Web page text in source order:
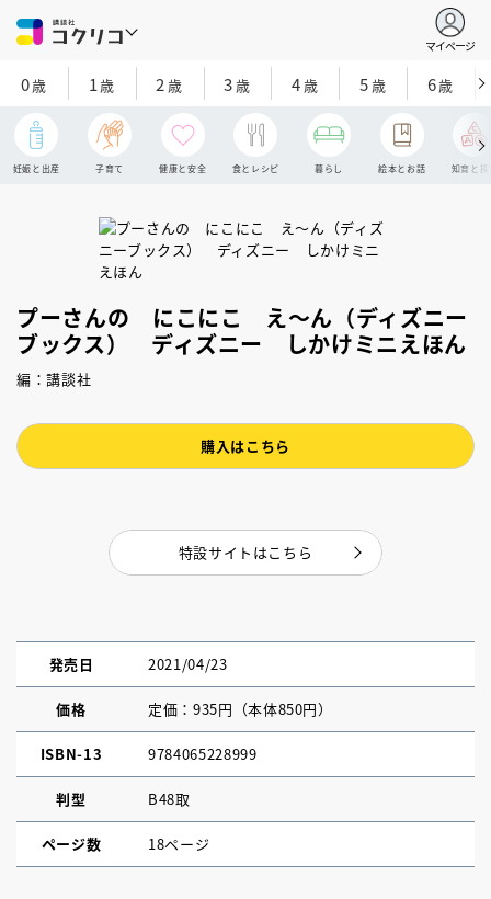
マイページ
0歳 1歳 2 歳 3歳 4歳 5歳 6歳
妊娠と出産 子育て 健康と安全 食とレシピ 暮らし 絵本とお話 知育と探
プーさんの にこにこ え～ん（ディズニー
ブックス） ディズニー しかけミニえほん
編：講談社
購入はこちら
特設サイトはこちら
発売日 2021/04/23
価格 定価：935円（本体850円）
ISBN-13 9784065228999
判型 B48取
ページ数 18ページ